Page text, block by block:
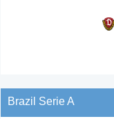
Brazil Serie A